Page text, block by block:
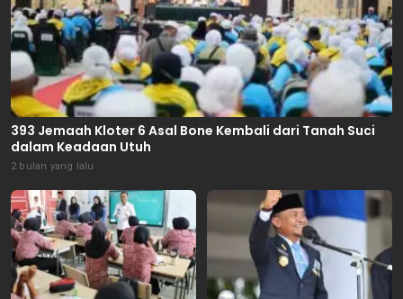
393 Jemaah Kloter 6 Asal Bone Kembali dari Tanah Suci
dalam Keadaan Utuh
2 bulan yang lalu